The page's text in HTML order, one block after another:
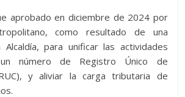
aprobado en diciembre de 2024 por
como resultado de una
para unificar las actividades
número de Registro Único de
y aliviar la carga tributaria de